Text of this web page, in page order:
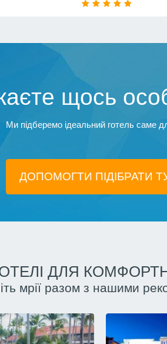
щось
Ми підберемо ідеальний готель саме
ДОПОМОГТИ ПІДIБРАТИ
ДЛЯ
мрії разом з нашими